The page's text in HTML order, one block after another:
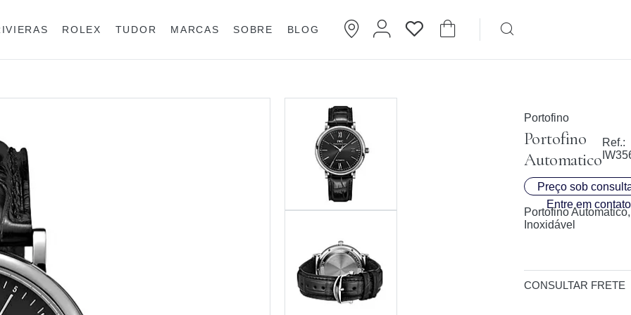
Brincos
MARCAS
Cartier
SOBRE
ROLEX TUDOR BLOG
Portofino
Portofino
Automatico
Ref.:
Preço sob
Entre em contato
Portofino
Inoxidável
CONSULTAR FRETE